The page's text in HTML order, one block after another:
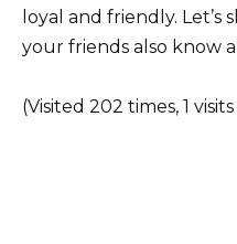
loyal and friendly. Let’s
your friends also know
(Visited 202 times, 1